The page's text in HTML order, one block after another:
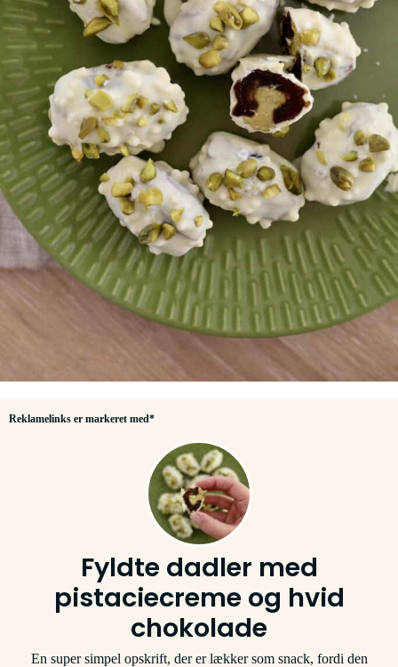
Reklamelinks er markeret med*
Fyldte dadler med
pistaciecreme og hvid
chokolade
En super simpel opskrift, der er lækker som snack, fordi den